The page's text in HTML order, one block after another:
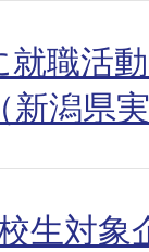
職活
潟県
生対象